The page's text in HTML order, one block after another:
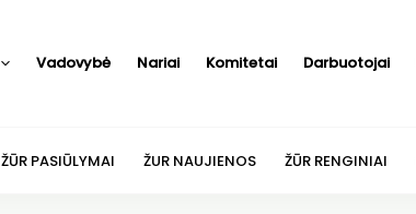
Vadovybė Nariai Komitetai Darbuotojai
ŽŪR PASIŪLYMAI ŽUR NAUJIENOS ŽŪR RENGINIAI